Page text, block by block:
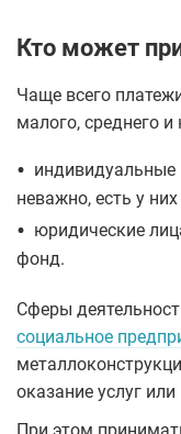
Кто может
Чаще всего
малого, среднего и
• индивидуальные
неважно, есть у
• юридические
фонд.
Сферы
социальное
оказание услуг